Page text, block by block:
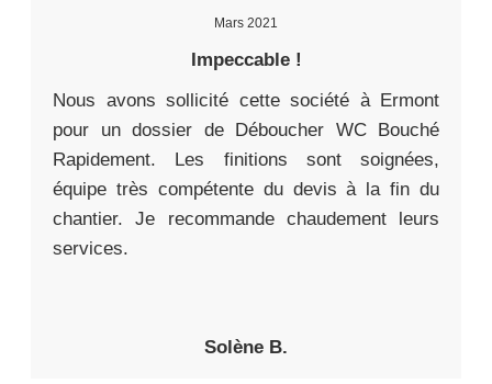
Mars 2021
Impeccable !
Nous avons sollicité cette société à Ermont
pour un dossier de Déboucher WC Bouché
Rapidement. Les finitions sont soignées,
équipe très compétente du devis à la fin du
chantier. Je recommande chaudement leurs
services.
Solène B.